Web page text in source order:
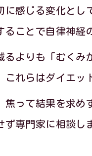
に感じる変化と
ことで自律神経
よりも「むく
れらはダイエッ
焦って結果を求
専門家に相談し